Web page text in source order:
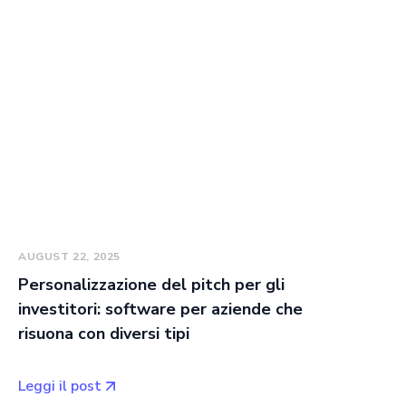
AUGUST 22, 2025
Personalizzazione del pitch per gli
investitori: software per aziende che
risuona con diversi tipi
Leggi il post